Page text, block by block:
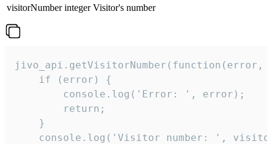
visitorNumber integer Visitor's number
jivo_api.getVisitorNumber(function(error,
    if (error) {
        console.log('Error: ', error);
        return;
    }
console.log('Visitor number: ',